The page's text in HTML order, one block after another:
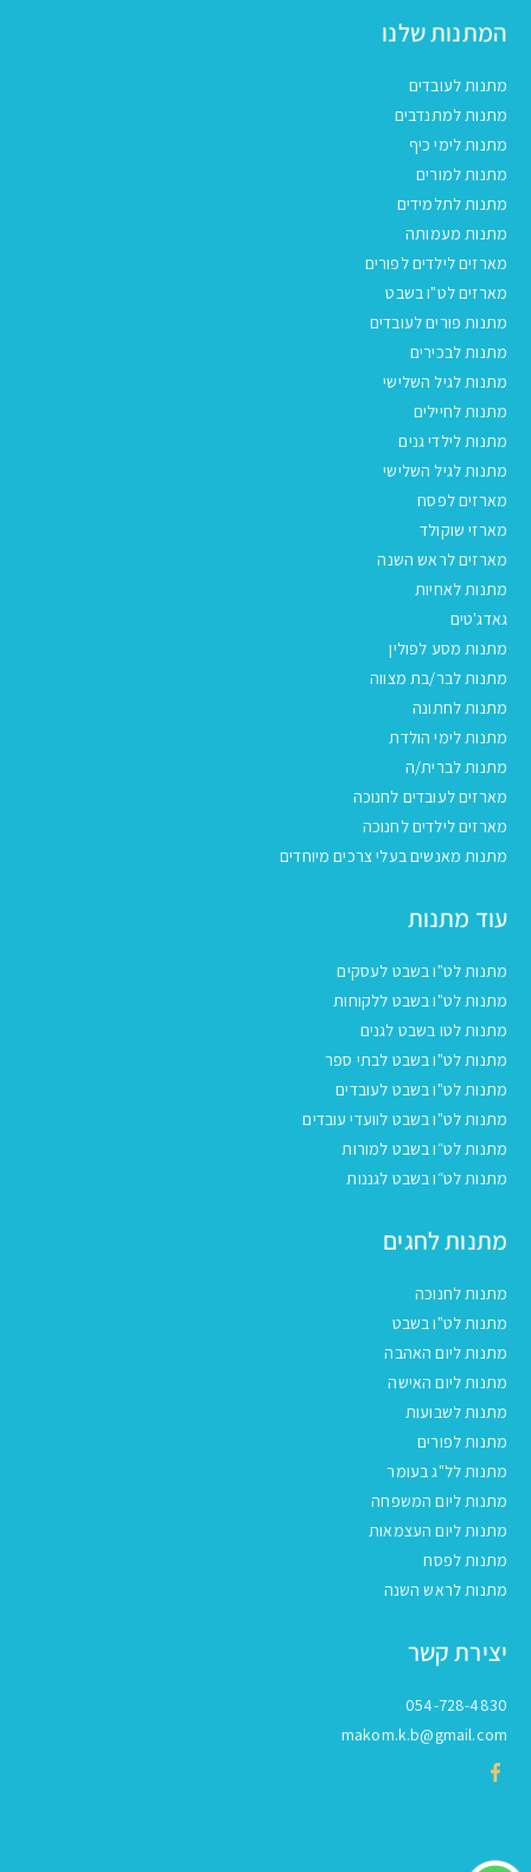
המתנות שלנו
מתנות לעובדים
מתנות למתנדבים
מתנות לימי כיף
מתנות למורים
מתנות לתלמידים
מתנות מעמותה
מארזים לילדים לפורים
מארזים לט"ו בשבט
מתנות פורים לעובדים
מתנות לבכירים
מתנות לגיל השלישי
מתנות לחיילים
מתנות לילדי גנים
מתנות לגיל השלישי
מארזים לפסח
מארזי שוקולד
מארזים לראש השנה
מתנות לאחיות
גאדג'טים
מתנות מסע לפולין
מתנות לבר/בת מצווה
מתנות לחתונה
מתנות לימי הולדת
מתנות לברית/ה
מארזים לעובדים לחנוכה
מארזים לילדים לחנוכה
מתנות מאנשים בעלי צרכים מיוחדים
עוד מתנות
מתנות לט"ו בשבט לעסקים
מתנות לט"ו בשבט ללקוחות
מתנות לטו בשבט לגנים
מתנות לט"ו בשבט לבתי ספר
מתנות לט"ו בשבט לעובדים
מתנות לט"ו בשבט לוועדי עובדים
מתנות לט״ו בשבט למורות
מתנות לט״ו בשבט לגננות
מתנות לחגים
מתנות לחנוכה
מתנות לט"ו בשבט
מתנות ליום האהבה
מתנות ליום האישה
מתנות לשבועות
מתנות לפורים
מתנות לל"ג בעומר
מתנות ליום המשפחה
מתנות ליום העצמאות
מתנות לפסח
מתנות לראש השנה
יצירת קשר
054-728-4830
makom.k.b@gmail.com